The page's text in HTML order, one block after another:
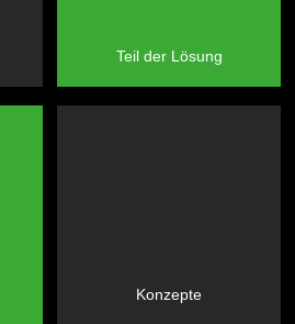
Teil der Lösung
Konzepte